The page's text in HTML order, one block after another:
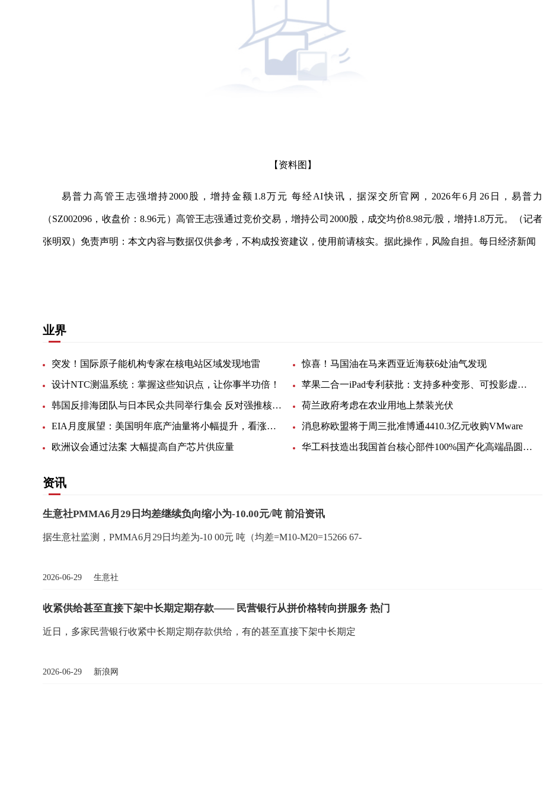
【资料图】
易普力高管王志强增持2000股，增持金额1.8万元 每经AI快讯，据深交所官网，2026年6月26日，易普力
（SZ002096，收盘价：8.96元）高管王志强通过竞价交易，增持公司2000股，成交均价8.98元/股，增持1.8万元。（记者
张明双）免责声明：本文内容与数据仅供参考，不构成投资建议，使用前请核实。据此操作，风险自担。每日经济新闻
业界
突发！国际原子能机构专家在核电站区域发现地雷 惊喜！马国油在马来西亚近海获6处油气发现
设计NTC测温系统：掌握这些知识点，让你事半功倍！ 苹果二合一iPad专利获批：支持多种变形、可投影虚拟键盘
韩国反排海团队与日本民众共同举行集会 反对强推核污染水排海 荷兰政府考虑在农业用地上禁装光伏
EIA月度展望：美国明年底产油量将小幅提升，看涨未来油价 消息称欧盟将于周三批准博通4410.3亿元收购VMware
欧洲议会通过法案 大幅提高自产芯片供应量 华工科技造出我国首台核心部件100%国产化高端晶圆激光切割设备
资讯
生意社PMMA6月29日均差继续负向缩小为-10.00元/吨 前沿资讯
据生意社监测，PMMA6月29日均差为-10 00元 吨（均差=M10-M20=15266 67-
2026-06-29 生意社
收紧供给甚至直接下架中长期定期存款—— 民营银行从拼价格转向拼服务 热门
近日，多家民营银行收紧中长期定期存款供给，有的甚至直接下架中长期定
2026-06-29 新浪网